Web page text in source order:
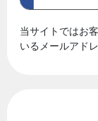
当サイトではお
いるメールアド